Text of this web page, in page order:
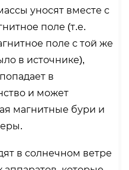
уносят вместе с
поле (т.е.
поле с той же
в источнике),
в
и может
магнитные бури и
в солнечном ветре